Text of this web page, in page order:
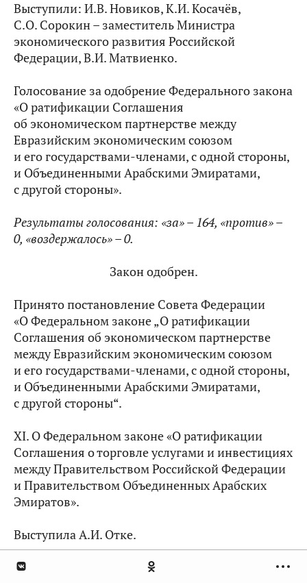
Выступили: И.В. Новиков, К.И. Косачёв,
С.О. Сорокин – заместитель Министра
экономического развития Российской
Федерации, В.И. Матвиенко.
Голосование за одобрение Федерального закона
«О ратификации Соглашения
об экономическом партнерстве между
Евразийским экономическим союзом
и его государствами-членами, с одной стороны,
и Объединенными Арабскими Эмиратами,
с другой стороны».
Результаты голосования: «за» – 164, «против» –
0, «воздержалось» – 0.
Закон одобрен.
Принято постановление Совета Федерации
«О Федеральном законе „О ратификации
Соглашения об экономическом партнерстве
между Евразийским экономическим союзом
и его государствами-членами, с одной стороны,
и Объединенными Арабскими Эмиратами,
с другой стороны“.
XI. О Федеральном законе «О ратификации
Соглашения о торговле услугами и инвестициях
между Правительством Российской Федерации
и Правительством Объединенных Арабских
Эмиратов».
Выступила А.И. Отке.
Голосование за одобрение Федерального закона